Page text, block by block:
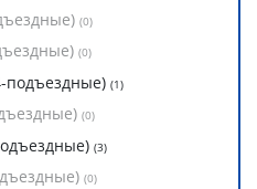
(0)
(0)
подъездные) (1)
(0)
(3)
(0)